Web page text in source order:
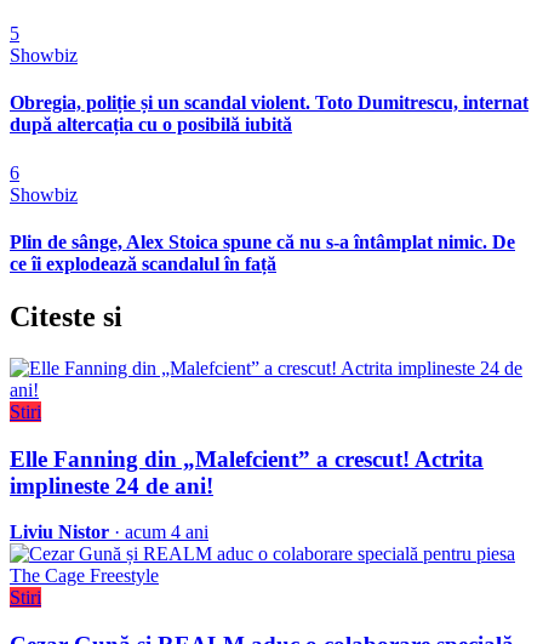
5
Showbiz
Obregia, poliție și un scandal violent. Toto Dumitrescu, internat
după altercația cu o posibilă iubită
6
Showbiz
Plin de sânge, Alex Stoica spune că nu s-a întâmplat nimic. De
ce îi explodează scandalul în față
Citeste si
Stiri
Elle Fanning din „Malefcient” a crescut! Actrita
implineste 24 de ani!
Liviu Nistor · acum 4 ani
Stiri